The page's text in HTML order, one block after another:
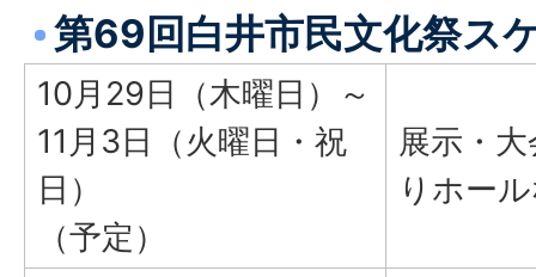
第69回白井市民文化祭ス
10月29日（木曜日）～
11月3日（火曜日・祝
日）
（予定）
展示・
りホー